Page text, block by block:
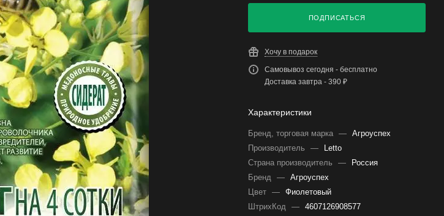
ПОДПИСАТЬСЯ
Хочу в подарок
Самовывоз сегодня - бесплатно
Доставка завтра - 390 ₽
Характеристики
Бренд, торговая марка — Агроуспех
Производитель
—
Letto
Страна производитель
—
Россия
Бренд — Агроуспех
Цвет — Фиолетовый
ШтрихКод — 4607126908577